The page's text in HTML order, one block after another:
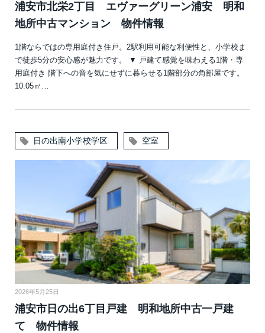
浦安市北栄2丁目 エヴァーグリーン浦安 明和
地所中古マンション 物件情報
1階ならではの専用庭付き住戸。2駅利用可能な利便性と、小学校ま
で徒歩5分の安心感が魅力です。 ▼ 戸建て感覚を味わえる1階・専
用庭付き 階下への音を気にせずに暮らせる1階部分の角部屋です。
10.05㎡…
日の出南小学校学区 空室
2026年5月25日
浦安市日の出6丁目戸建 明和地所中古一戸建
て 物件情報